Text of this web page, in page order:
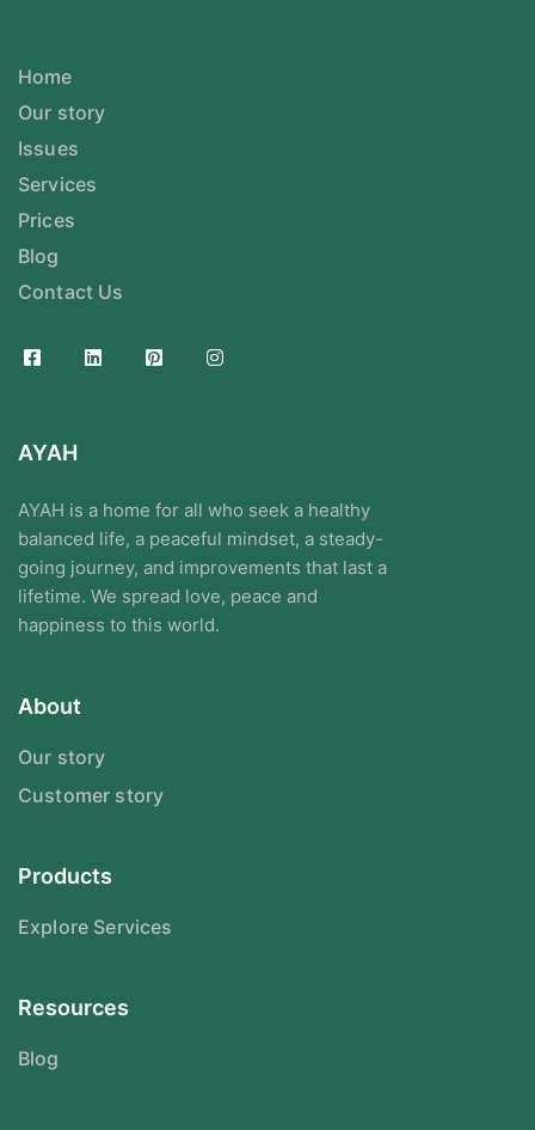
Home
Our story
Issues
Services
Prices
Blog
Contact Us
AYAH
AYAH is a home for all who seek a healthy
balanced life, a peaceful mindset, a steady-
going journey, and improvements that last a
lifetime. We spread love, peace and
happiness to this world.
About
Our story
Customer story
Products
Explore Services
Resources
Blog